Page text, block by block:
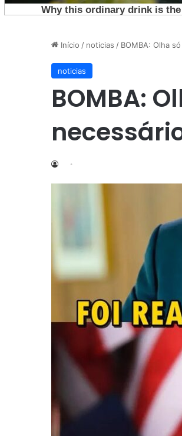
Início / noticias / BOMBA: Olha
noticias
BOMBA: